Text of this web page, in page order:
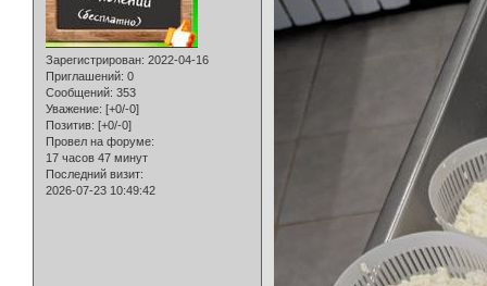
Зарегистрирован: 2022-04-16
Приглашений: 0
Сообщений: 353
Уважение: [+0/-0]
Позитив: [+0/-0]
Провел на форуме:
17 часов 47 минут
Последний визит:
2026-07-23 10:49:42